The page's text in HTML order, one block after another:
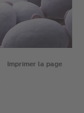
Imprimer la page